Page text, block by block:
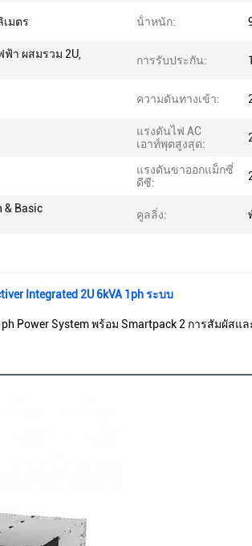
เมตร น้ําหนัก:
ฟ้า ผสมรวม 2U,
การรับประกัน:
ความดันทางเข้า:
แรงดันไฟ AC
เอาท์พุตสูงสุด:
แรงดันขาออกแม็กซี่
ดีซี:
& Basic
คูลลิ่ง:
Integrated 2U 6kVA 1ph ระบบ
Power System พร้อม Smartpack 2 การสัมผัสแ